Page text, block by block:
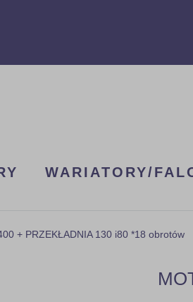
WARIATORY/
+ PRZEKŁADNIA 130 i80 *18 obrotów